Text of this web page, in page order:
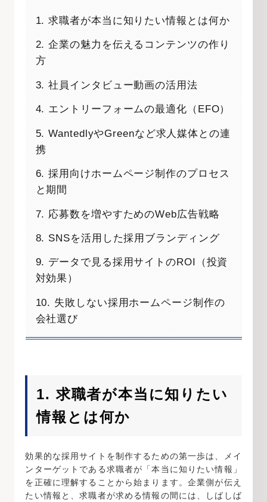
1. 求職者が本当に知りたい情報とは何か
2. 企業の魅力を伝えるコンテンツの作り
方
3. 社員インタビュー動画の活用法
4. エントリーフォームの最適化（EFO）
5. WantedlyやGreenなど求人媒体との連
携
6. 採用向けホームページ制作のプロセス
と期間
7. 応募数を増やすためのWeb広告戦略
8. SNSを活用した採用ブランディング
9. データで見る採用サイトのROI（投資
対効果）
10. 失敗しない採用ホームページ制作の
会社選び
1. 求職者が本当に知りたい
情報とは何か
効果的な採用サイトを制作するための第一歩は、メイ
ンターゲットである求職者が「本当に知りたい情報」
を正確に理解することから始まります。企業側が伝え
たい情報と、求職者が求める情報の間には、しばしば